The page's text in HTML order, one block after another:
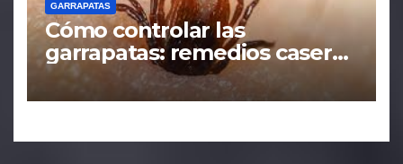
GARRAPATAS
Cómo controlar las
garrapatas: remedios caseros
y tácticas efectivas